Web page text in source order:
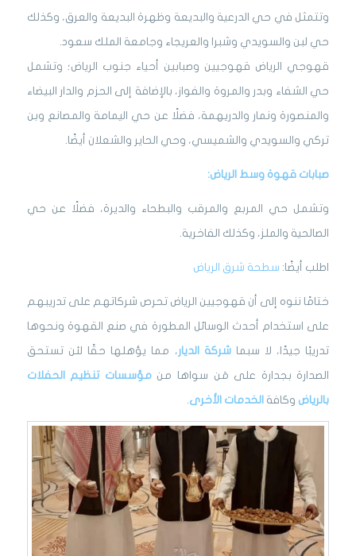
وتتمثل في حي الدرعية والبديعة وظهرة البديعة والعرق، وكذلك
حي لبن والسويدي وشبرا والعريجاء وجامعة الملك سعود.
قهوجي الرياض قهوجيين وصبابين أحياء جنوب الرياض؛ وتشمل
حي الشفاء وبدر والمروة والفواز، بالإضافة إلى الحزم والدار البيضاء
والمنصورة ونمار والدريهمة، فضلًا عن حي اليمامة والمصانع وبن
تركي والسويدي والشميسي، وحي الحاير والشعلان أيضًا.
صبابات قهوة وسط الرياض:
وتشمل حي المربع والمرقب والبطحاء والديرة، فضلًا عن حي
الصالحية والملز، وكذلك الفاخرية.
اطلب أيضًا: سطحة شرق الرياض
ختامًا ننوه إلى أن قهوجيين الرياض تحرص شركاتهم على تدريبهم
على استخدام أحدث الوسائل المطورة في صنع القهوة ونحوها
تدريبًا جيدًا، لا سبماشركة الديار ، مما يؤهلها حقًا لئن تستحق
الصدارة بجدارة على مَن سواها منمؤسسات تنظيم الحفلات
بالرياض وكافة الخدمات الأخرى